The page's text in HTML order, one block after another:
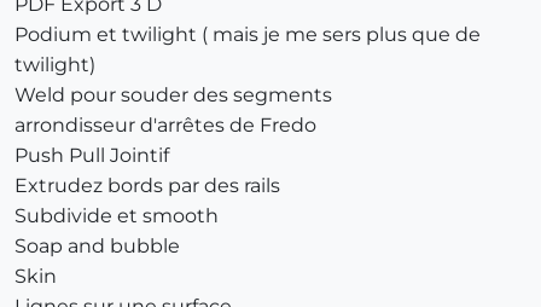
PDF Export 3 D
Podium et twilight ( mais je me sers plus que de
twilight)
Weld pour souder des segments
arrondisseur d'arrêtes de Fredo
Push Pull Jointif
Extrudez bords par des rails
Subdivide et smooth
Soap and bubble
Skin